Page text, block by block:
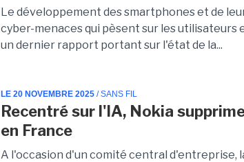
Le développement des smartphones et de
cyber-menaces qui pèsent sur les utilisateurs
un dernier rapport portant sur l'état de la...
LE 20 NOVEMBRE 2025 / SANS FIL
Recentré sur l'IA, Nokia
en France
A l'occasion d'un comité central d'entreprise,